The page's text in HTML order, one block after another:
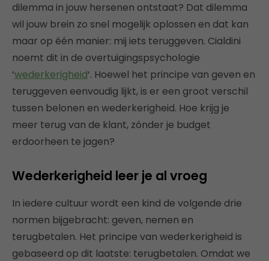
dilemma in jouw hersenen ontstaat? Dat dilemma
wil jouw brein zo snel mogelijk oplossen en dat kan
maar op één manier: mij iets teruggeven. Cialdini
noemt dit in de overtuigingspsychologie
‘wederkerigheid‘. Hoewel het principe van geven en
teruggeven eenvoudig lijkt, is er een groot verschil
tussen belonen en wederkerigheid. Hoe krijg je
meer terug van de klant, zónder je budget
erdoorheen te jagen?
Wederkerigheid leer je al vroeg
In iedere cultuur wordt een kind de volgende drie
normen bijgebracht: geven, nemen en
terugbetalen. Het principe van wederkerigheid is
gebaseerd op dit laatste: terugbetalen. Omdat we